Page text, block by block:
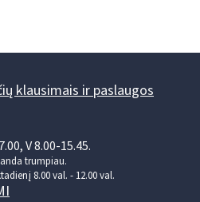
klausimais ir paslaugos
V 8.00-15.45.
trumpiau.
8.00 val. - 12.00 val.